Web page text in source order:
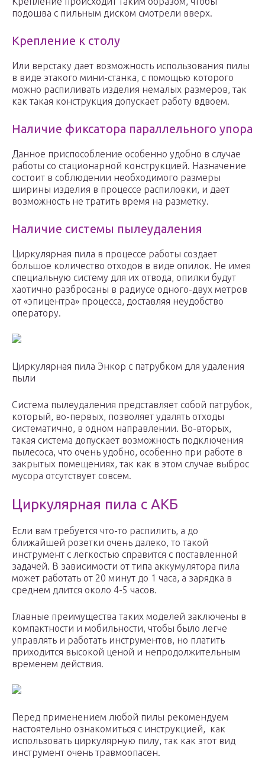
подошва с пильным диском смотрели вверх.
Крепление к столу
Или верстаку дает возможность использования пилы
в виде этакого мини-станка, с помощью которого
можно распиливать изделия немалых размеров, так
как такая конструкция допускает работу вдвоем.
Наличие фиксатора параллельного упора
Данное приспособление особенно удобно в случае
работы со стационарной конструкцией. Назначение
состоит в соблюдении необходимого размеры
ширины изделия в процессе распиловки, и дает
возможность не тратить время на разметку.
Наличие системы пылеудаления
Циркулярная пила в процессе работы создает
большое количество отходов в виде опилок. Не имея
специальную систему для их отвода, опилки будут
хаотично разбросаны в радиусе одного-двух метров
от «эпицентра» процесса, доставляя неудобство
оператору.
Циркулярная пила Энкор с патрубком для удаления
пыли
Система пылеудаления представляет собой патрубок,
который, во-первых, позволяет удалять отходы
систематично, в одном направлении. Во-вторых,
такая система допускает возможность подключения
пылесоса, что очень удобно, особенно при работе в
закрытых помещениях, так как в этом случае выброс
мусора отсутствует совсем.
Циркулярная пила с АКБ
Если вам требуется что-то распилить, а до
ближайшей розетки очень далеко, то такой
инструмент с легкостью справится с поставленной
задачей. В зависимости от типа аккумулятора пила
может работать от 20 минут до 1 часа, а зарядка в
среднем длится около 4-5 часов.
Главные преимущества таких моделей заключены в
компактности и мобильности, чтобы было легче
управлять и работать инструментов, но платить
приходится высокой ценой и непродолжительным
временем действия.
Перед применением любой пилы рекомендуем
настоятельно ознакомиться с инструкцией, как
использовать циркулярную пилу, так как этот вид
инструмент очень травмоопасен.